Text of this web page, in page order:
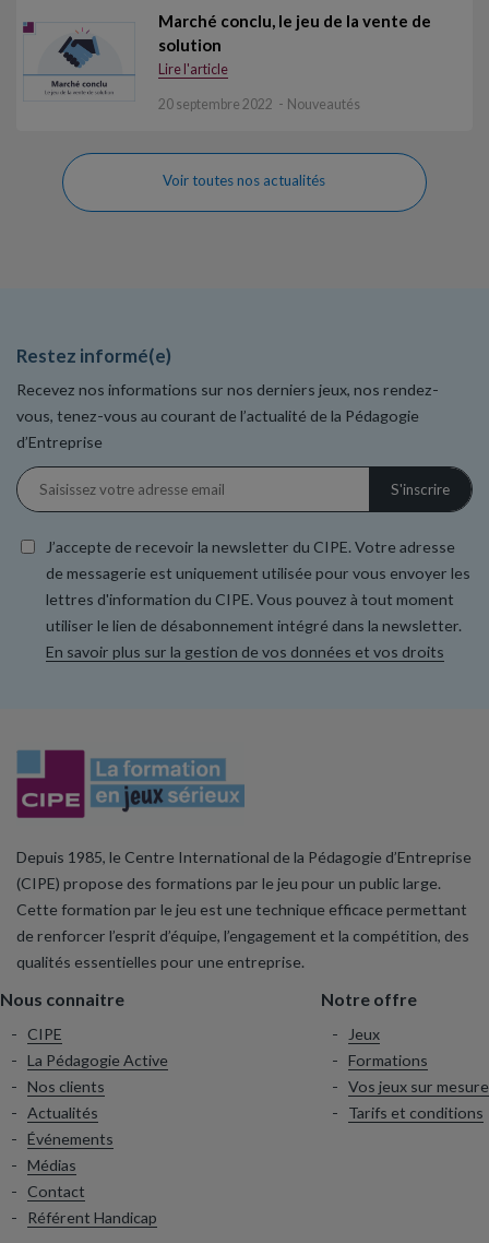
Marché conclu, le jeu de la vente de
solution
Lire l'article
20 septembre 2022 Nouveautés
Voir toutes nos actualités
Restez informé(e)
Recevez nos informations sur nos derniers jeux, nos rendez-
vous, tenez-vous au courant de l’actualité de la Pédagogie
d’Entreprise
J’accepte de recevoir la newsletter du CIPE. Votre adresse
de messagerie est uniquement utilisée pour vous envoyer les
lettres d'information du CIPE. Vous pouvez à tout moment
utiliser le lien de désabonnement intégré dans la newsletter.
En savoir plus sur la gestion de vos données et vos droits
Depuis 1985, le Centre International de la Pédagogie d’Entreprise
(CIPE) propose des formations par le jeu pour un public large.
Cette formation par le jeu est une technique efficace permettant
de renforcer l’esprit d’équipe, l’engagement et la compétition, des
qualités essentielles pour une entreprise.
Nous connaitre
CIPE
La Pédagogie Active
Nos clients
Actualités
Événements
Médias
Contact
Référent Handicap
Notre offre
Jeux
Formations
Vos jeux sur mesure
Tarifs et conditions